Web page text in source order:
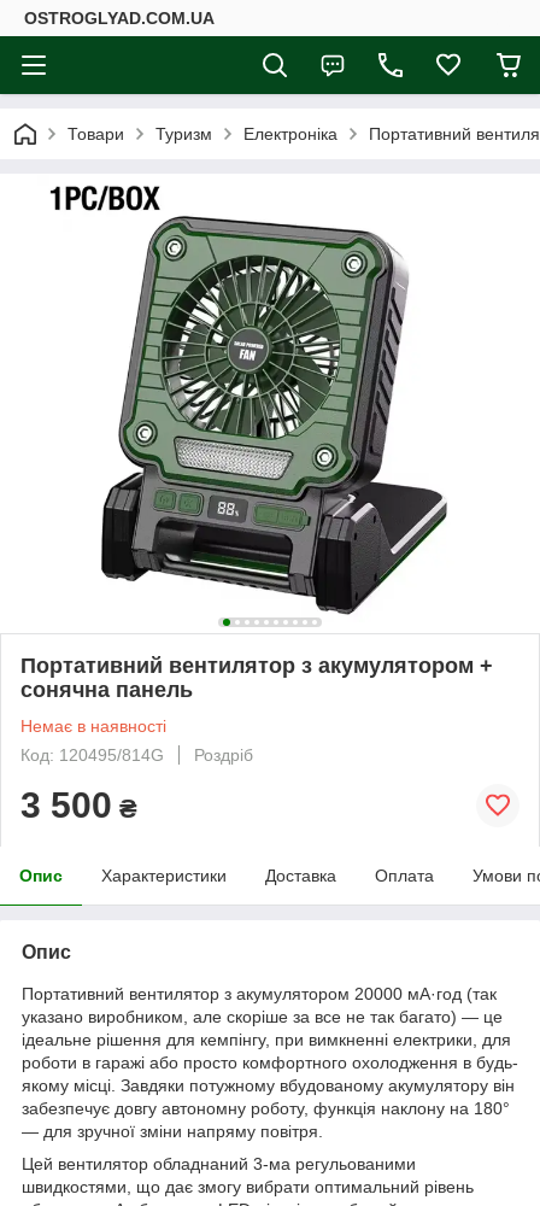
ОSTROGLYAD.СOM.UA
Товари Туризм Електроніка Портативний
Портативний вентилятор з акумулятором +
сонячна панель
Немає в наявності
Код: 120495/814G
Роздріб
3 500 ₴
Опис Характеристики Доставка Оплата Умови
Опис
Портативний вентилятор з акумулятором 20000 мА·год (так
указано виробником, але скоріше за все не так багато) — це
ідеальне рішення для кемпінгу, при вимкненні електрики, для
роботи в гаражі або просто комфортного охолодження в будь-
якому місці. Завдяки потужному вбудованому акумулятору він
забезпечує довгу автономну роботу, функція наклону на 180°
— для зручної зміни напряму повітря.
Цей вентилятор обладнаний 3-ма регульованими
швидкостями, що дає змогу вибрати оптимальний рівень